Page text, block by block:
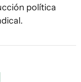
política